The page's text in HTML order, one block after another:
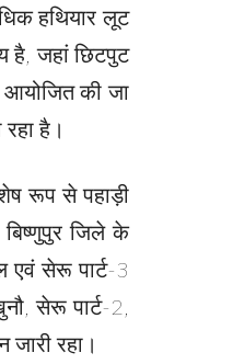
हथियार लूट
है, जहां छिटपुट
की जा
है।
रूप से पहाड़ी
बिष्णुपुर जिले के
एवं सेरू पार्ट-3
सेरू पार्ट-2,
रहा।